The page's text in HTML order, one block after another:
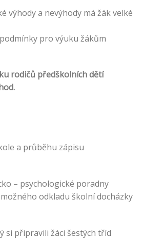
výhody a nevýhody má žák velké
pro výuku žákům
rodičů předškolních dětí
a průběhu zápisu
– psychologické poradny
odkladu školní docházky
si připravili žáci šestých tříd